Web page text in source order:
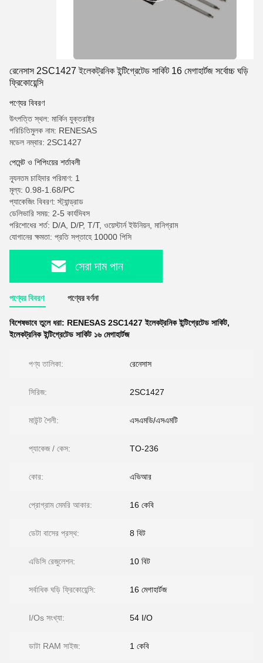
রেনেসাস 2SC1427 ইলেকট্রনিক ইন্টিগ্রেটেড সার্কিট 16 মেগাহার্টজ সর্বোচ্চ ঘড়ি
ফ্রিকোয়েন্সি
পণ্যের বিবরণ
উৎপত্তি স্থল: মার্কিন যুক্তরাষ্ট্র
পরিচিতিমুলক নাম: RENESAS
মডেল নম্বার: 2SC1427
পেমেন্ট ও শিপিংয়ের শর্তাবলী
ন্যূনতম চাহিদার পরিমাণ: 1
মূল্য: 0.98-1.68/PC
প্যাকেজিং বিবরণ: স্ট্যান্ড্রাড
ডেলিভারি সময়: 2-5 কার্যদিবস
পরিশোধের শর্ত: D/A, D/P, T/T, ওয়েস্টার্ন ইউনিয়ন, মানিগ্রাম
যোগানের ক্ষমতা: প্রতি সপ্তাহে 10000 পিসি
সেরা দাম পান
পণ্যের বিবরণ পণ্যের বর্ণনা
বিশেষভাবে তুলে ধরা: RENESAS 2SC1427 ইলেকট্রনিক ইন্টিগ্রেটেড সার্কিট,
ইলেকট্রনিক ইন্টিগ্রেটেড সার্কিট ১৬ মেগাহার্টজ
পণ্য তালিকা: রেনেসাস
সিরিজ: 2SC1427
মাউন্ট শৈলী: এসএমডি/এসএমটি
প্যাকেজ / কেস: TO-236
কোর: এভিআর
প্রোগ্রাম মেমরি আকার: 16 কেবি
ডেটা বাসের প্রস্থ: 8 বিট
এডিসি রেজুলেশন: 10 বিট
সর্বাধিক ঘড়ি ফ্রিকোয়েন্সি: 16 মেগাহার্টজ
I/Os সংখ্যা: 54 I/O
ডাটা RAM সাইজ: 1 কেবি